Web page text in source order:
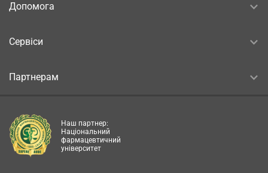
Допомога
Сервіси
Партнерам
Наш партнер:
Національний
фармацевтичний
університет